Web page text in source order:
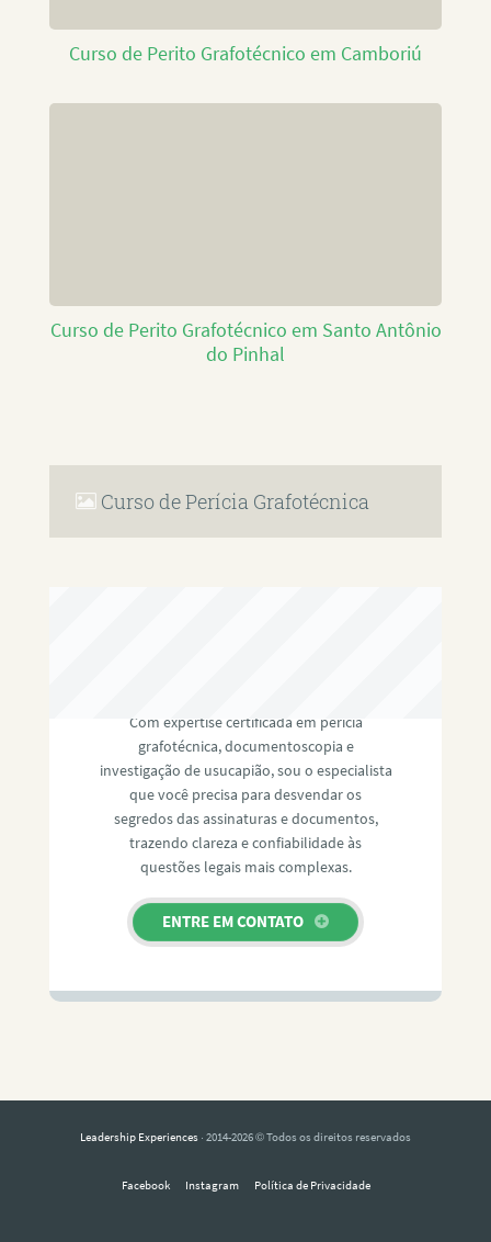
Curso de Perito Grafotécnico em Camboriú
Curso de Perito Grafotécnico em Santo Antônio
do Pinhal
Curso de Perícia Grafotécnica
Com expertise certificada em perícia
grafotécnica, documentoscopia e
investigação de usucapião, sou o especialista
que você precisa para desvendar os
segredos das assinaturas e documentos,
trazendo clareza e confiabilidade às
questões legais mais complexas.
ENTRE EM CONTATO
Leadership Experiences · 2014-2026 © Todos os direitos reservados
Facebook Instagram Política de Privacidade